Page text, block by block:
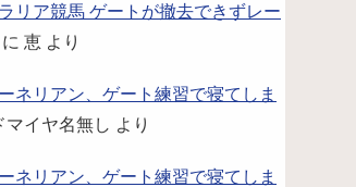
リア競馬 ゲートが撤去できずレー
に 恵 より
ネリアン、ゲート練習で寝てしま
マイヤ名無し より
ネリアン、ゲート練習で寝てしま